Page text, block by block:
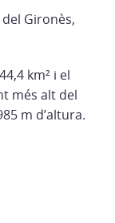
Gironès,
km² i el
més alt del
m d’altura.